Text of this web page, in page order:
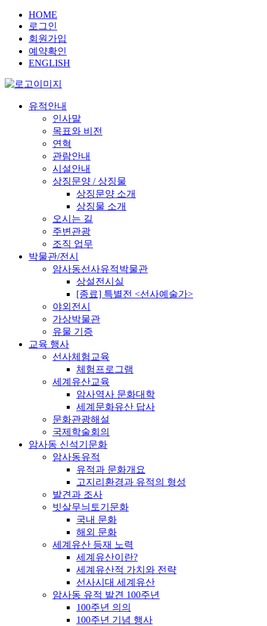
HOME
로그인
회원가입
예약확인
ENGLISH
유적안내
인사말
목표와 비전
연혁
관람안내
시설안내
상징문양 / 상징물
상징문양 소개
상징물 소개
오시는 길
주변관광
조직 업무
박물관/전시
암사동선사유적박물관
상설전시실
[종료] 특별전 <선사예술가>
야외전시
가상박물관
유물 기증
교육 행사
선사체험교육
체험프로그램
세계유산교육
암사역사 문화대학
세계문화유산 답사
문화관광해설
국제학술회의
암사동 신석기문화
암사동유적
유적과 문화개요
고지리환경과 유적의 형성
발견과 조사
빗살무늬토기문화
국내 문화
해외 문화
세계유산 등재 노력
세계유산이란?
세계유산적 가치와 전략
선사시대 세계유산
암사동 유적 발견 100주년
100주년 의의
100주년 기념 행사